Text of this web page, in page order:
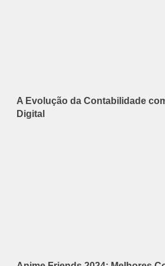
A Evolução da Contabilidade
Digital